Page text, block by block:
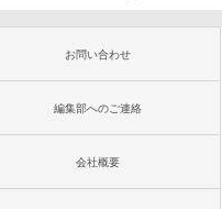
お問い合わせ
編集部へのご連絡
会社概要